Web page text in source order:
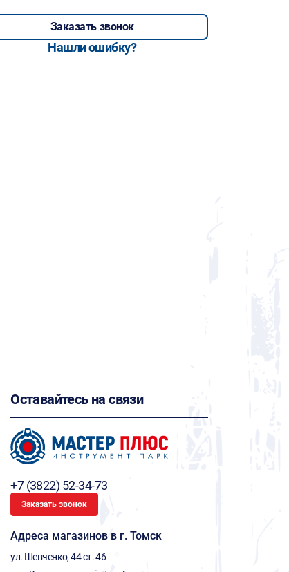
Заказать звонок
Нашли ошибку?
Оставайтесь на связи
+7 (3822) 52-34-73
Заказать звонок
Адреса магазинов в г. Томск
ул. Шевченко, 44 ст. 46